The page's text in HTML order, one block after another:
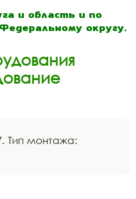
и область и по
округу.
Тип монтажа: